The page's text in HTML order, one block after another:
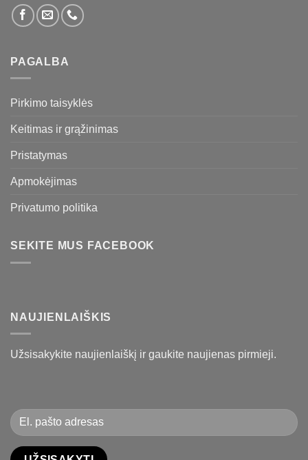
PAGALBA
Pirkimo taisyklės
Keitimas ir grąžinimas
Pristatymas
Apmokėjimas
Privatumo politika
SEKITE MUS FACEBOOK
NAUJIENLAIŠKIS
Užsisakykite naujienlaiškį ir gaukite naujienas pirmieji.